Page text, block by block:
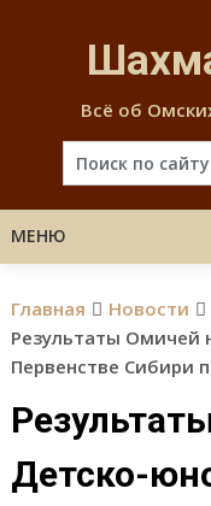
Всё об
МЕНЮ
Главная
Новости
Результаты Омичей
Первенстве Сибири
Детско-